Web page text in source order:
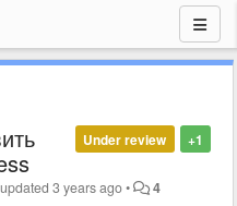
+1
Under review
updated3 years ago• 4